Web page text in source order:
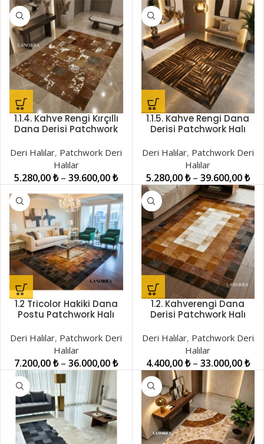
1.1.4. Kahve Rengi Kırçıllı
Dana Derisi Patchwork
Deri Halılar, Patchwork Deri
Halılar
5.280,00₺ –39.600,00₺
1.1.5. Kahve Rengi Dana
Derisi Patchwork Halı
Deri Halılar, Patchwork Deri
Halılar
5.280,00₺ – 39.600,00₺
1.2 Tricolor Hakiki Dana
Postu Patchwork Halı
Deri Halılar, Patchwork Deri
Halılar
7.200,00₺ –36.000,00₺
1.2. Kahverengi Dana
Derisi Patchwork Halı
Deri Halılar, Patchwork Deri
Halılar
4.400,00₺ – 33.000,00₺